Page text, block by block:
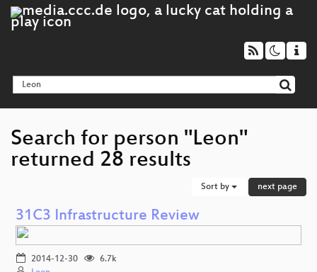
Search for person "Leon"
returned 28 results
Sort by next page
31C3 Infrastructure Review
2014-12-30
6.7k